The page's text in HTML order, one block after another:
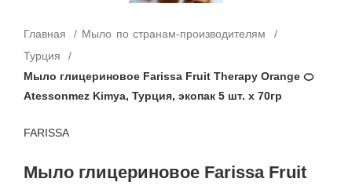
Главная
Мыло по странам-производителям
Турция
Мыло глицериновое Farissa Fruit Therapy Orange 🍊
Atessonmez Kimya, Турция, экопак 5 шт. х 70гр
FARISSA
Мыло глицериновое Farissa Fruit